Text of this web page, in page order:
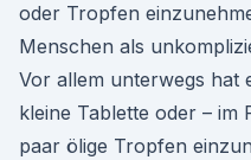
oder Tropfen
Menschen als
Vor allem unterwegs hat
kleine Tablette oder – im
paar ölige Tropfen